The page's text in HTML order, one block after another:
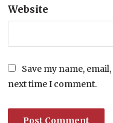
Website
Save my name,
next time I comment.